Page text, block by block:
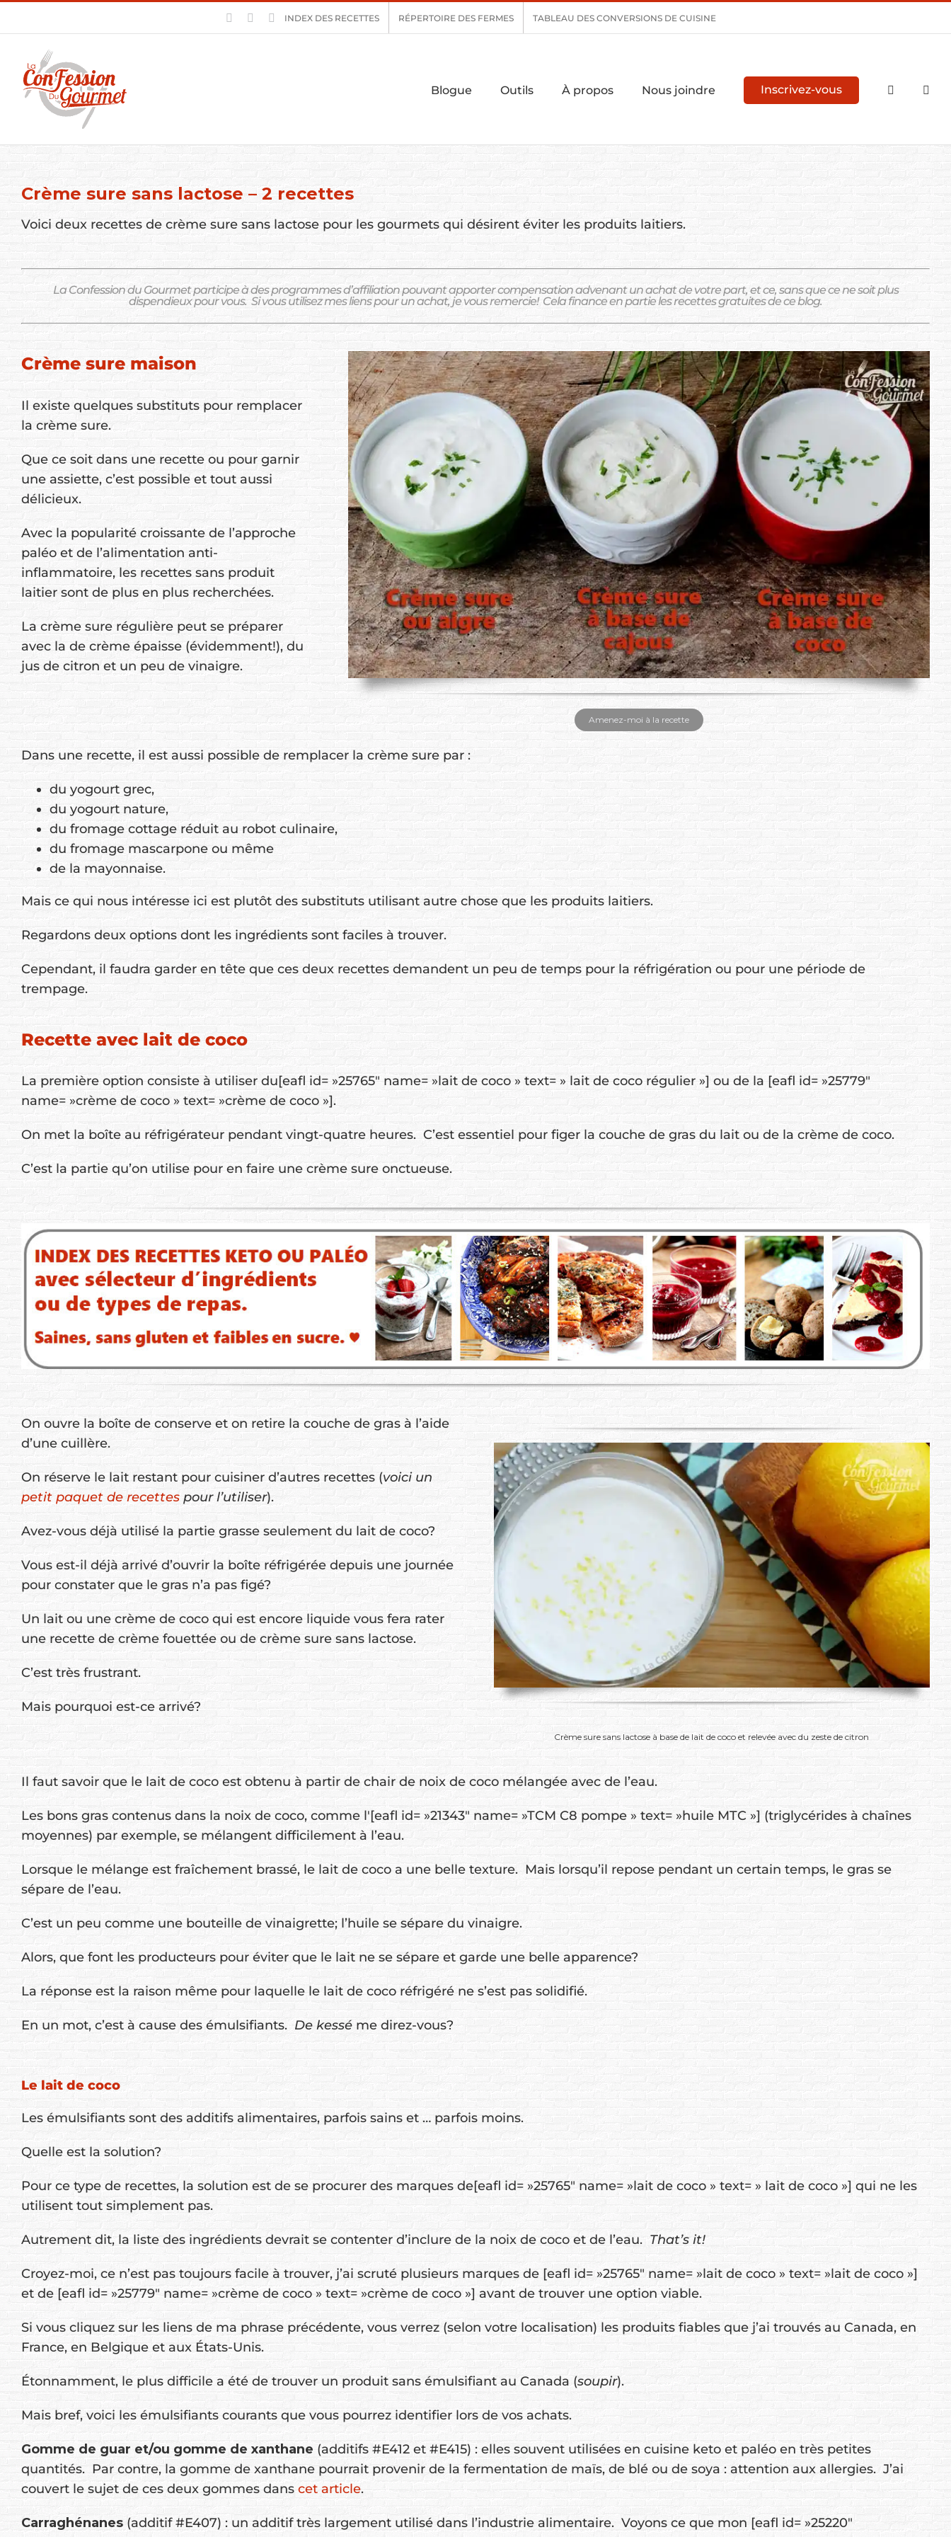
content
INDEX DES RECETTES RÉPERTOIRE DES FERMES TABLEAU DES CONVERSIONS DE CUISINE
FacebookPinterestYouTube
Blogue Outils À propos Nous joindre Inscrivez-vous
Crème sure sans lactose – 2 recettes
Voici deux recettes de crème sure sans lactose pour les gourmets qui désirent éviter les produits laitiers.
La Confession du Gourmet participe à des programmes d’affiliation pouvant apportercompensation advenant un achat de votre part, et ce, sans que ce ne soit plus
dispendieux pour vous. Si vous utilisez mes liens pour un achat, je vous remercie! Cela finance en partie les recettes gratuites de ce blog.
Crème sure maison
Il existe quelques substituts pour remplacer
la crème sure.
Que ce soit dans une recette ou pour garnir
une assiette, c’est possible et tout aussi
délicieux.
Avec la popularité croissante de l’approche
paléo et de l’alimentation anti-
inflammatoire, les recettes sans produit
laitier sont de plus en plus recherchées.
La crème sure régulière peut se préparer
avec la de crème épaisse (évidemment!), du
jus de citron et un peu de vinaigre.
Amenez-moi à la recette
Dans une recette, il est aussi possible de remplacer la crème sure par :
du yogourt grec,
du yogourt nature,
du fromage cottage réduit au robot culinaire,
du fromage mascarpone ou même
de la mayonnaise.
Mais ce qui nous intéresse ici est plutôt des substituts utilisant autre chose que les produits laitiers.
Regardons deux options dont les ingrédients sont faciles à trouver.
Cependant, il faudra garder en tête que ces deux recettes demandent un peu de temps pour la réfrigération ou pour une période de
trempage.
Recette avec lait de coco
La première option consiste à utiliser du[eafl id= »25765″ name= »lait de coco » text= » lait de coco régulier »] ou de la [eafl id= »25779″
name= »crème de coco » text= »crème de coco »].
On met la boîte au réfrigérateur pendant vingt-quatre heures. C’est essentiel pour figer la couche de gras du lait ou de la crème de coco.
C’est la partie qu’on utilise pour en faire une crème sure onctueuse.
On ouvre la boîte de conserve et on retire la couche de gras à l’aide
d’une cuillère.
On réserve le lait restant pour cuisiner d’autres recettes (voici un
petit paquet de recettespour l’utiliser).
Avez-vous déjà utilisé la partie grasse seulement du lait de coco?
Vous est-il déjà arrivé d’ouvrir la boîte réfrigérée depuis une journée
pour constater que le gras n’a pas figé?
Un lait ou une crème de coco qui est encore liquide vous fera rater
une recette de crème fouettée ou de crème sure sans lactose.
C’est très frustrant.
Mais pourquoi est-ce arrivé?
Crème sure sans lactose à base de lait de coco et relevée avec du zeste de citron
Il faut savoir que le lait de coco est obtenu à partir de chair de noix de coco mélangée avec de l’eau.
Les bons gras contenus dans la noix de coco, comme l'[eafl id= »21343″ name= »TCM C8 pompe » text= »huile MTC »] (triglycérides à chaînes
moyennes) par exemple, se mélangent difficilement à l’eau.
Lorsque le mélange est fraîchement brassé, le lait de coco a une belle texture. Mais lorsqu’il repose pendant un certain temps, le gras se
sépare de l’eau.
C’est un peu comme une bouteille de vinaigrette; l’huile se sépare du vinaigre.
Alors, que font les producteurs pour éviter que le lait ne se sépare et garde une belle apparence?
La réponse est la raison même pour laquelle le lait de coco réfrigéré ne s’est pas solidifié.
En un mot, c’est à cause des émulsifiants. De kessé me direz-vous?
Le lait de coco
Les émulsifiants sont des additifs alimentaires, parfois sains et … parfois moins.
Quelle est la solution?
Pour ce type de recettes, la solution est de se procurer des marques de[eafl id= »25765″ name= »lait de coco » text= » lait de coco »] qui ne les
utilisent tout simplement pas.
Autrement dit, la liste des ingrédients devrait se contenter d’inclure de la noix de coco et de l’eau. That’s it!
Croyez-moi, ce n’est pas toujours facile à trouver, j’ai scruté plusieurs marques de [eafl id= »25765″ name= »lait de coco » text= »lait de coco »]
et de [eafl id= »25779″ name= »crème de coco » text= »crème de coco »] avant de trouver une option viable.
Si vous cliquez sur les liens de ma phrase précédente, vous verrez (selon votre localisation) les produits fiables que j’ai trouvés au Canada, en
France, en Belgique et aux États-Unis.
Étonnamment, le plus difficile a été de trouver un produit sans émulsifiant au Canada (soupir).
Mais bref, voici les émulsifiants courants que vous pourrez identifier lors de vos achats.
Gomme de guar et/ou gomme de xanthane (additifs #E412 et #E415) : elles souvent utilisées en cuisine keto et paléo en très petites
quantités. Par contre, la gomme de xanthane pourrait provenir de la fermentation de maïs, de blé ou de soya : attention aux allergies. J’ai
couvert le sujet de ces deux gommes dans cet article.
Carraghénanes (additif #E407) : un additif très largement utilisé dans l’industrie alimentaire. Voyons ce que mon [eafl id= »25220″